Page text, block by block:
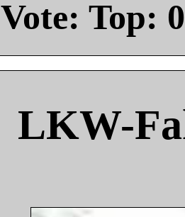
Vote: Top: 0
LKW-